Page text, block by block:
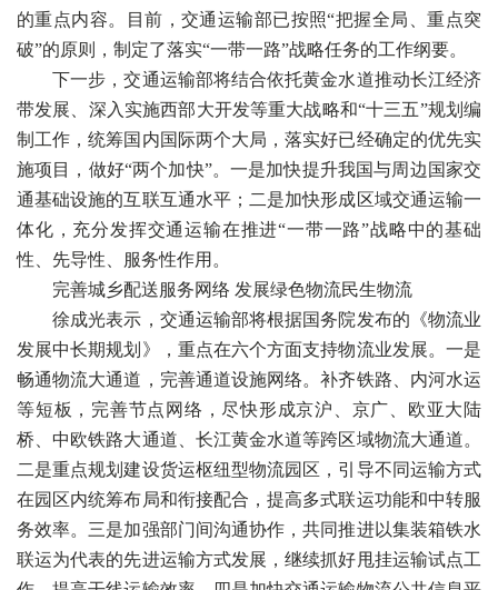
的重点内容。目前，交通运输部已按照“把握全局、重点突
破”的原则，制定了落实“一带一路”战略任务的工作纲要。
下一步，交通运输部将结合依托黄金水道推动长江经济
带发展、深入实施西部大开发等重大战略和“十三五”规划编
制工作，统筹国内国际两个大局，落实好已经确定的优先实
施项目，做好“两个加快”。一是加快提升我国与周边国家交
通基础设施的互联互通水平；二是加快形成区域交通运输一
体化，充分发挥交通运输在推进“一带一路”战略中的基础
性、先导性、服务性作用。
完善城乡配送服务网络 发展绿色物流民生物流
徐成光表示，交通运输部将根据国务院发布的《物流业
发展中长期规划》，重点在六个方面支持物流业发展。一是
畅通物流大通道，完善通道设施网络。补齐铁路、内河水运
等短板，完善节点网络，尽快形成京沪、京广、欧亚大陆
桥、中欧铁路大通道、长江黄金水道等跨区域物流大通道。
二是重点规划建设货运枢纽型物流园区，引导不同运输方式
在园区内统筹布局和衔接配合，提高多式联运功能和中转服
务效率。三是加强部门间沟通协作，共同推进以集装箱铁水
联运为代表的先进运输方式发展，继续抓好甩挂运输试点工